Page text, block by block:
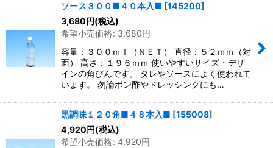
ソース３００■４０本入■ [145200]
3,680円(税込)
希望小売価格: 3,680円
容量：３００ｍｌ（ＮＥＴ） 直径：５２ｍｍ（対
面） 高さ：１９６ｍｍ 使いやすいサイズ・デザ
インの角びんです。 タレやソースによく使われて
います。 勿論ポン酢やドレッシングにも…
黒調味１２０角■４８本入■ [155008]
4,920円(税込)
希望小売価格: 4,920円